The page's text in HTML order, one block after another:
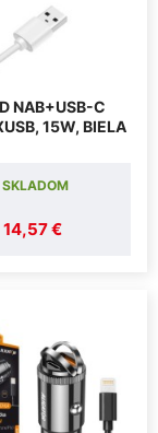
NAB+USB-C
15W, BIELA
14,57 €
SKLADOM